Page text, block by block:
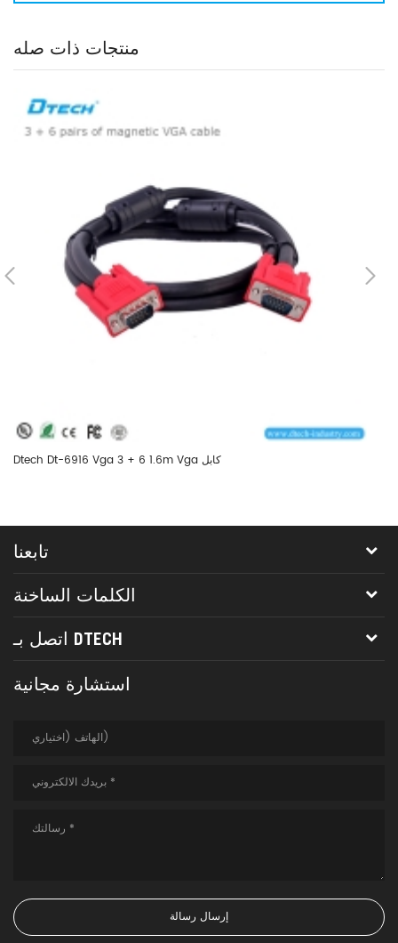
منتجات ذات صله
Dtech Dt-6916 Vga 3 + 6 1.6m Vga كابل
تابعنا
الكلمات الساخنة
اتصل بـ DTECH
استشارة مجانية